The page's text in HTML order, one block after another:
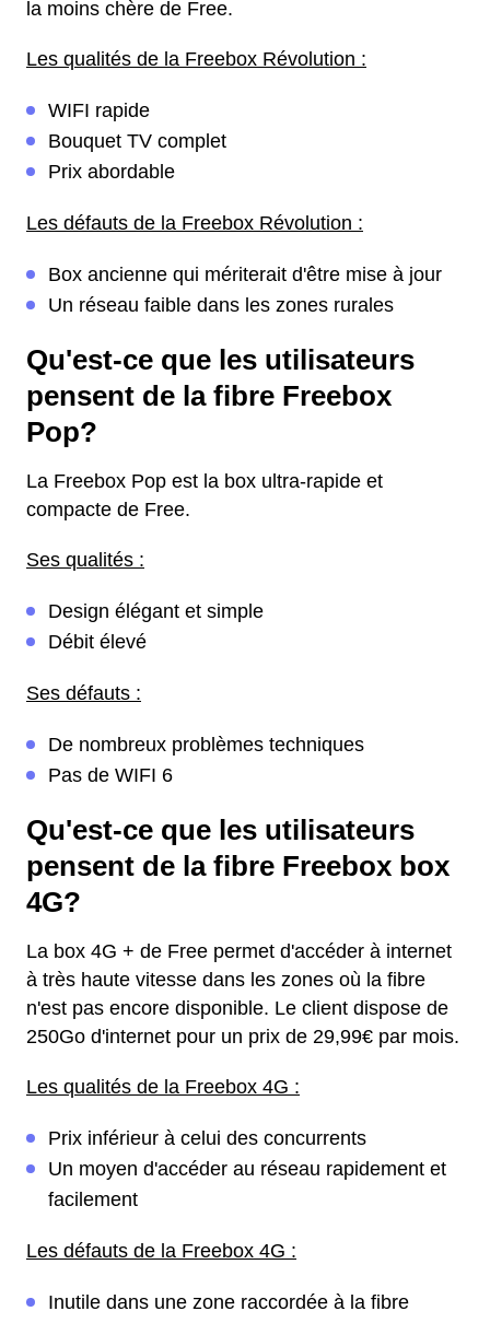
la moins chère de Free.
Les qualités de la Freebox Révolution :
WIFI rapide
Bouquet TV complet
Prix abordable
Les défauts de la Freebox Révolution :
Box ancienne qui mériterait d'être mise à jour
Un réseau faible dans les zones rurales
Qu'est-ce que les utilisateurs
pensent de la fibre Freebox
Pop?
La Freebox Pop est la box ultra-rapide et
compacte de Free.
Ses qualités :
Design élégant et simple
Débit élevé
Ses défauts :
De nombreux problèmes techniques
Pas de WIFI 6
Qu'est-ce que les utilisateurs
pensent de la fibre Freebox box
4G?
La box 4G + de Free permet d'accéder à internet
à très haute vitesse dans les zones où la fibre
n'est pas encore disponible. Le client dispose de
250Go d'internet pour un prix de 29,99€ par mois.
Les qualités de la Freebox 4G :
Prix inférieur à celui des concurrents
Un moyen d'accéder au réseau rapidement et
facilement
Les défauts de la Freebox 4G :
Inutile dans une zone raccordée à la fibre